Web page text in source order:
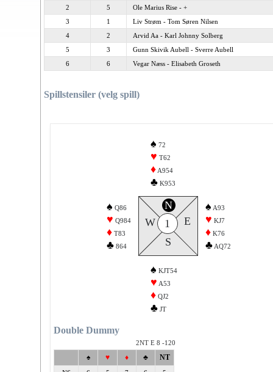
2
5
Ole Marius Rise - +
3
1
Liv Strøm - Tom Søren Nilsen
4
2
Arvid Aa - Karl Johnny Solberg
5
3
Gunn Skivik Aubell - Sverre Aubell
6
6 Vegar Næss - Elisabeth Groseth
Spillstensiler (velg spill)
♠ 72
♥ T62
♦ A954
♣ K953
♠ Q86
♥ Q984
♦ T83
♣ 864
N
S
W E
1
♠ A93
♥ KJ7
♦ K76
♣ AQ72
♠ KJT54
♥ A53
♦ QJ2
♣ JT
Double Dummy
2 E 8 -120
♠ ♥ ♦ ♣ NT